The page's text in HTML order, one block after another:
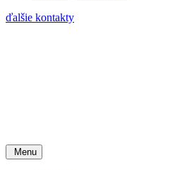
ďalšie kontakty
Menu